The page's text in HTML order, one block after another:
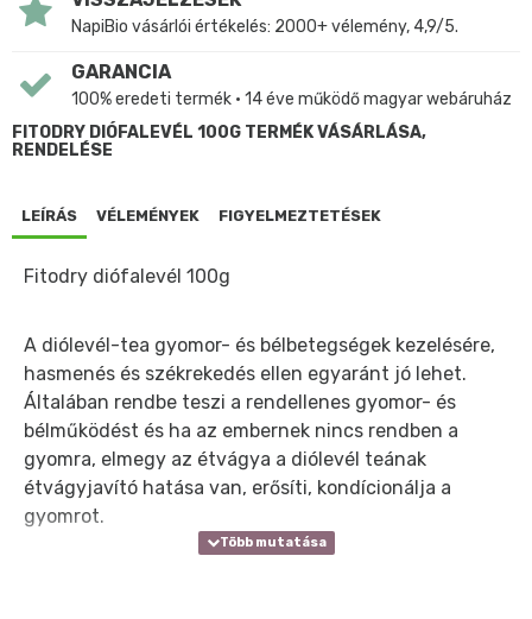
NapiBio vásárlói értékelés: 2000+ vélemény, 4,9/5.
GARANCIA
100% eredeti termék • 14 éve működő magyar webáruház
FITODRY DIÓFALEVÉL 100G TERMÉK VÁSÁRLÁSA,
RENDELÉSE
LEÍRÁS VÉLEMÉNYEK FIGYELMEZTETÉSEK
Fitodry diófalevél 100g
A diólevél-tea gyomor- és bélbetegségek kezelésére,
hasmenés és székrekedés ellen egyaránt jó lehet.
Általában rendbe teszi a rendellenes gyomor- és
bélműködést és ha az embernek nincs rendben a
gyomra, elmegy az étvágya a diólevél teának
étvágyjavító hatása van, erősíti, kondícionálja a
gyomrot.